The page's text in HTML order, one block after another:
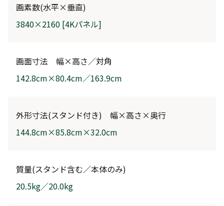
画素数(水平×垂直)
3840×2160 [4Kパネル]
画面寸法 幅×高さ／対角
142.8cm×80.4cm／163.9cm
外形寸法(スタンド付き) 幅×高さ×奥行
144.8cm×85.8cm×32.0cm
質量(スタンド含む／本体のみ)
20.5kg／20.0kg